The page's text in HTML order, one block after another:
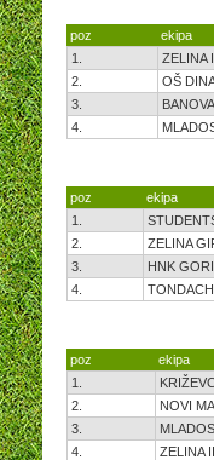
poz ekipa
1.
ZELINA I
2.
OŠ
3.
4.
poz ekipa
1.
2.
ZELINA
3.
HNK
4.
TONDACH
poz ekipa
1.
2.
NOVI
3.
4.
ZELINA II